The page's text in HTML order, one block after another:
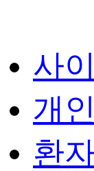
사
개
환